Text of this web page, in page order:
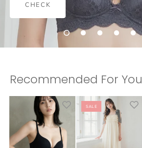
CHECK
Recommended For You
SALE